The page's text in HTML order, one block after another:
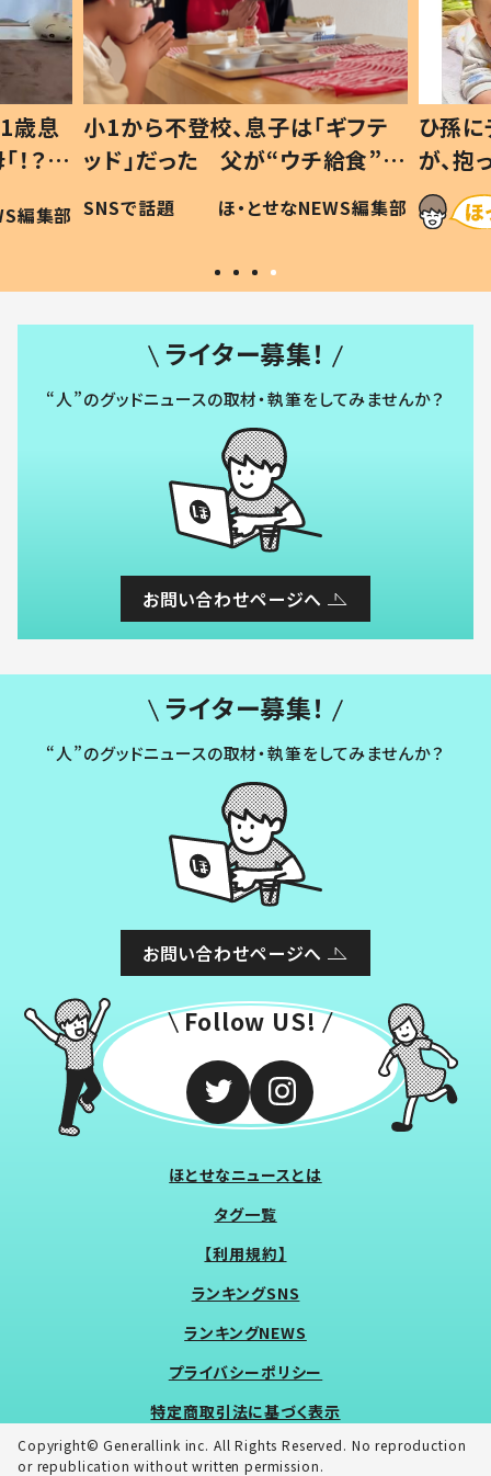
歳息
？」
編集部
小1から不登校、息子は「ギフテ
ッド」だった 父が“ウチ給食”を
作り続ける理由とは #令和の親
#令和の子
SNSで話題 ほ・とせなNEWS編集部
ひ孫
が、
「涙が
い」
ライター募集！
“人”のグッドニュースの取材・執筆をしてみませんか？
お問い合わせページへ
ライター募集！
“人”のグッドニュースの取材・執筆をしてみませんか？
お問い合わせページへ
Follow US!
ほとせなニュースとは
タグ一覧
【利用規約】
ランキングSNS
ランキングNEWS
プライバシーポリシー
特定商取引法に基づく表示
Copyright© Generallink inc. All Rights Reserved. No reproduction
or republication without written permission.